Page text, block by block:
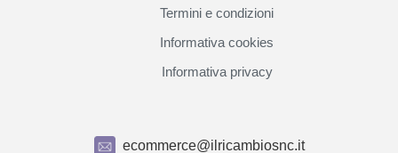
Termini e condizioni
Informativa cookies
Informativa privacy
ecommerce@ilricambiosnc.it